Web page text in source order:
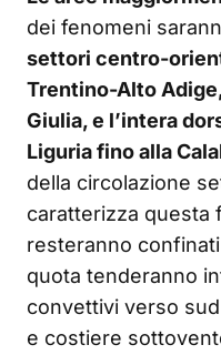
dei fenomeni
settori centro-
Trentino-Alto
Giulia, e l’intera
Liguria fino alla
della circolazione
caratterizza questa
resteranno
quota tenderanno
convettivi verso
e costiere